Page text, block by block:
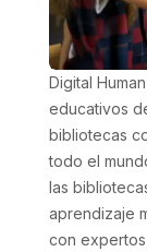
Digital
educativos
bibliotecas
todo el
las
aprendizaje
con